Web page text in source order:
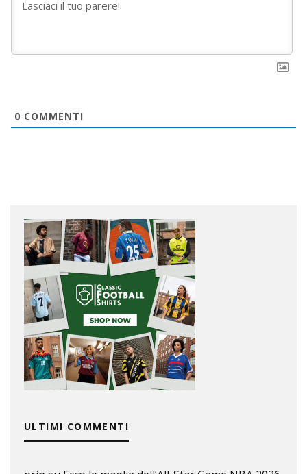
0 COMMENTI
ULTIMI COMMENTI